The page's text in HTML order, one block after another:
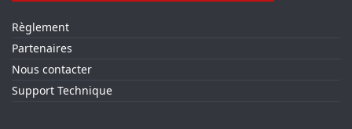
Règlement
Partenaires
Nous contacter
Support Technique